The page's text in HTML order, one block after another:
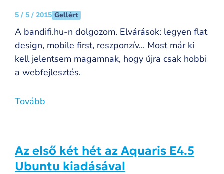
5 / 5 / 2015 Gellért
A bandifi.hu-n dolgozom. Elvárások: legyen flat
design, mobile first, reszponzív... Most már ki
kell jelentsem magamnak, hogy újra csak hobbi
a webfejlesztés.
Tovább
Az első két hét az Aquaris E4.5
Ubuntu kiadásával